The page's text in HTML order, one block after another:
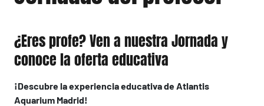
¿Eres profe? Ven a nuestra Jornada y
conoce la oferta educativa
¡Descubre la experiencia educativa de Atlantis
Aquarium Madrid!